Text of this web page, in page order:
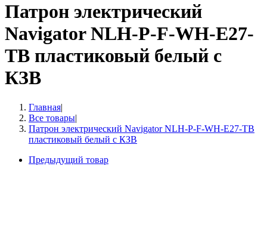
Патрон электрический
Navigator NLH-P-F-WH-E27-
TB пластиковый белый с
КЗВ
Главная|
Все товары|
Патрон электрический Navigator NLH-P-F-WH-E27-TB
пластиковый белый с КЗВ
Предыдущий товар